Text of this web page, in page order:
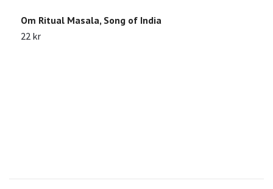
Om Ritual Masala, Song of India
22 kr